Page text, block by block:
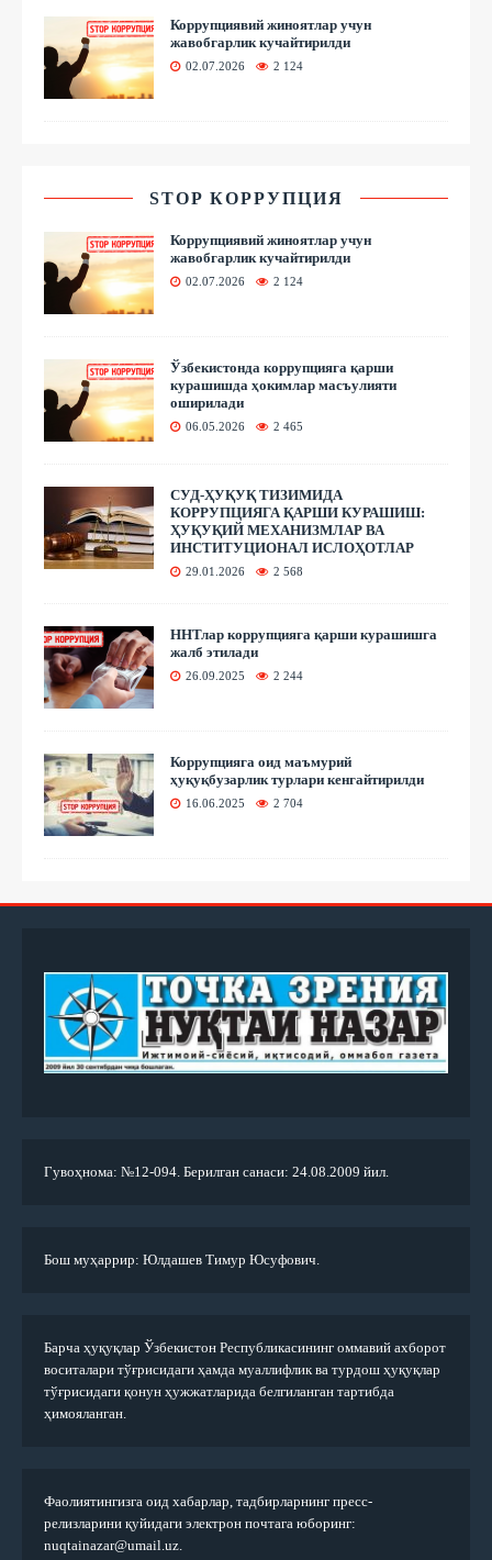
Коррупциявий жиноятлар учун
жавобгарлик кучайтирилди
02.07.2026 2 124
STOP КОРРУПЦИЯ
Коррупциявий жиноятлар учун
жавобгарлик кучайтирилди
02.07.2026 2 124
Ўзбекистонда коррупцияга қарши
курашишда ҳокимлар масъулияти
оширилади
06.05.2026 2 465
СУД-ҲУҚУҚ ТИЗИМИДА
КОРРУПЦИЯГА ҚАРШИ КУРАШИШ:
ҲУҚУҚИЙ МЕХАНИЗМЛАР ВА
ИНСТИТУЦИОНАЛ ИСЛОҲОТЛАР
29.01.2026 2 568
ННТлар коррупцияга қарши курашишга
жалб этилади
26.09.2025 2 244
Коррупцияга оид маъмурий
ҳуқуқбузарлик турлари кенгайтирилди
16.06.2025 2 704
Гувоҳнома: №12-094. Берилган санаси: 24.08.2009 йил.
Бош муҳаррир: Юлдашев Тимур Юсуфович.
Барча ҳуқуқлар Ўзбекистон Республикасининг оммавий ахборот
воситалари тўғрисидаги ҳамда муаллифлик ва турдош ҳуқуқлар
тўғрисидаги қонун ҳужжатларида белгиланган тартибда
ҳимояланган.
Фаолиятингизга оид хабарлар, тадбирларнинг пресс-
релизларини қуйидаги электрон почтага юборинг:
nuqtainazar@umail.uz.